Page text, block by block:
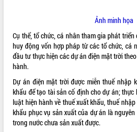
THÔNG TIN CHỈ ĐẠO ĐIỀU HÀNH
HỆ THỐNG VĂN BẢN
VĂN BẢN HĐND TỈNH
ĐIỂM TIN VĂN BẢN
QUY HOẠCH - KẾ HOẠCH
Ảnh minh họa
Cụ thể, tổ chức, cá nhân tham gia phát
huy động vốn hợp pháp từ các tổ chức, cá
đầu tư thực hiện các dự án điện mặt trời
hành.
Dự án điện mặt trời được miễn thuế nhập
khẩu để tạo tài sản cố định cho dự án;
luật hiện hành về thuế xuất khẩu, thuế
khẩu phục vụ sản xuất của dự án là
trong nước chưa sản xuất được.